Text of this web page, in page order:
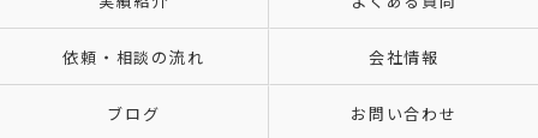
依頼・相談の流れ 会社情報
ブログ お問い合わせ